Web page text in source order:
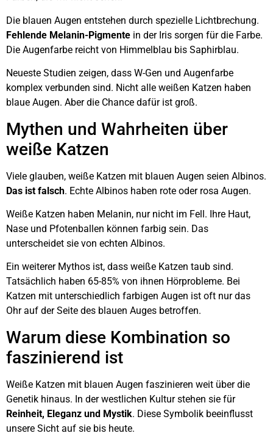
Die blauen Augen entstehen durch spezielle Lichtbrechung.
Fehlende Melanin-Pigmente in der Iris sorgen für die Farbe.
Die Augenfarbe reicht von Himmelblau bis Saphirblau.
Neueste Studien zeigen, dass W-Gen und Augenfarbe
komplex verbunden sind. Nicht alle weißen Katzen haben
blaue Augen. Aber die Chance dafür ist groß.
Mythen und Wahrheiten über
weiße Katzen
Viele glauben, weiße Katzen mit blauen Augen seien Albinos.
Das ist falsch. Echte Albinos haben rote oder rosa Augen.
Weiße Katzen haben Melanin, nur nicht im Fell. Ihre Haut,
Nase und Pfotenballen können farbig sein. Das
unterscheidet sie von echten Albinos.
Ein weiterer Mythos ist, dass weiße Katzen taub sind.
Tatsächlich haben 65-85% von ihnen Hörprobleme. Bei
Katzen mit unterschiedlich farbigen Augen ist oft nur das
Ohr auf der Seite des blauen Auges betroffen.
Warum diese Kombination so
faszinierend ist
Weiße Katzen mit blauen Augen faszinieren weit über die
Genetik hinaus. In der westlichen Kultur stehen sie für
Reinheit, Eleganz und Mystik. Diese Symbolik beeinflusst
unsere Sicht auf sie bis heute.